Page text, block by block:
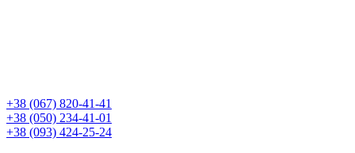
+38 (067) 820-41-41
+38 (050) 234-41-01
+38 (093) 424-25-24